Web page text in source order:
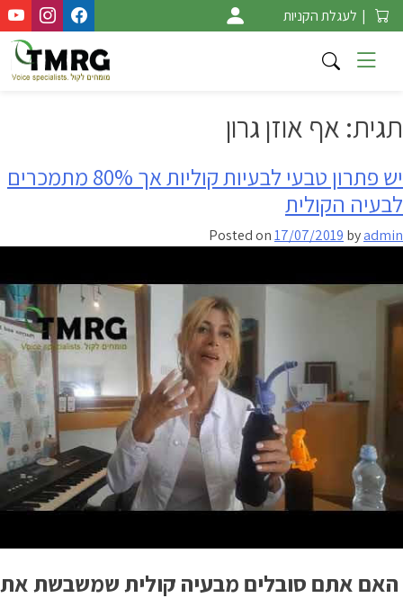
Skip
to
content
| לעגלת הקניות
תגית: אף אוזן גרון
יש פתרון טבעי לבעיות קוליות אך 80% מתמכרים
לבעיה הקולית
Posted on17/07/2019 byadmin
האם אתם סובלים מבעיה קולית שמשבשת את